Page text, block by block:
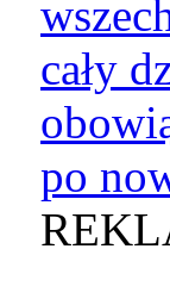
cały
po